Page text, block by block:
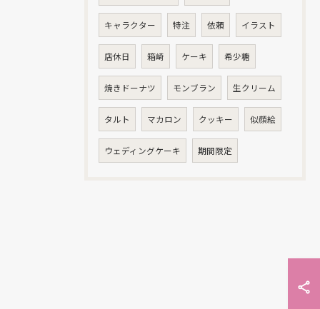
キャラクター 特注 依頼 イラスト
店休日 箱崎 ケーキ 希少糖
焼きドーナツ モンブラン 生クリーム
タルト マカロン クッキー 似顔絵
ウェディングケーキ 期間限定
お問い合わせはこちら